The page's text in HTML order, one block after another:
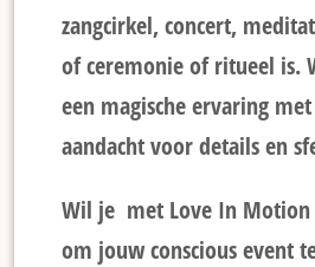
zangcirkel, concert,
of ceremonie of ritueel is.
een magische ervaring
aandacht voor details en
Wil je met Love In Motion
om jouw conscious event